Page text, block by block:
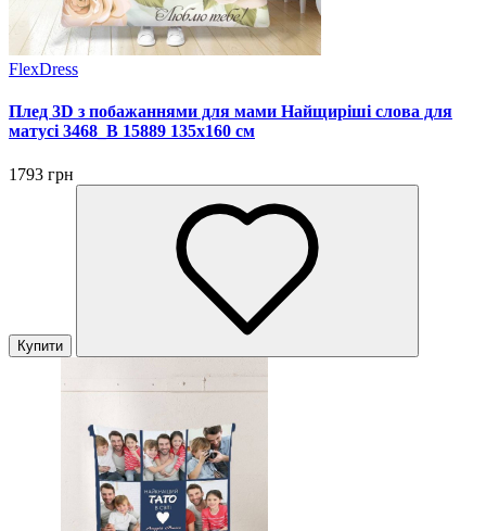
FlexDress
Плед 3D з побажаннями для мами Найщиріші слова для
матусі 3468_B 15889 135х160 см
1793 грн
Купити